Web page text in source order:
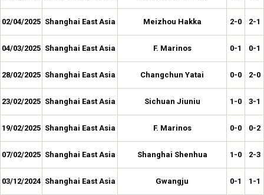
02/04/2025 Shanghai East Asia Meizhou Hakka 2-0 2-1
04/03/2025 Shanghai East Asia F. Marinos 0-1 0-1
28/02/2025 Shanghai East Asia Changchun Yatai 0-0 2-0
23/02/2025 Shanghai East Asia Sichuan Jiuniu 1-0 3-1
19/02/2025 Shanghai East Asia F. Marinos 0-0 0-2
07/02/2025 Shanghai East Asia Shanghai Shenhua 1-0 2-3
03/12/2024 Shanghai East Asia Gwangju 0-1 1-1